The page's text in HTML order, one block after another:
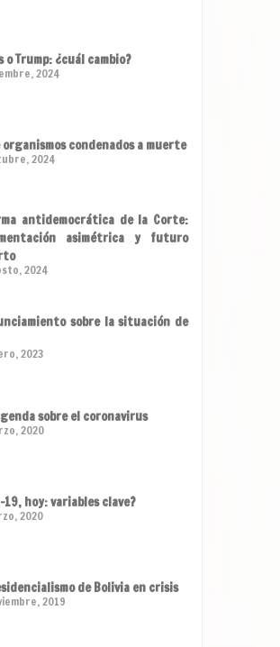
o Trump: ¿cuál cambio?
2024
condenados a muerte
2024
antidemocrática de la Corte:
asimétrica y futuro
2024
sobre la situación de
2023
sobre el coronavirus
2020
19, hoy: variables clave?
2020
de Bolivia en crisis
2019